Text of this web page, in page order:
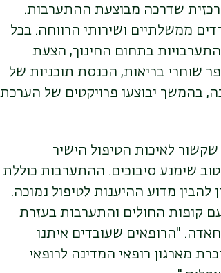
שדרכה מבוצעת ההתערבות.
ממשלתיים ושירותי הרווחה. בכל
בתחום החינוך, הצעת
שוחרי בריאות, הכנסת תוכניות של
בהמשך יבוצעו פרויקטים של הערכת
לאיכות הטיפול הישיר
טוב שימנע סיבוכים. ההתערבות כוללת
להבין מדוע ההיענות לטיפול נמוכה.
קופות החולים והתערבות בעזרת
"הרופאים שעובדים איתנו
מארגון רופאי המדינה לרופאי